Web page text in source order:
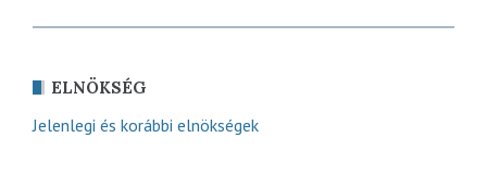
ELNÖKSÉG
Jelenlegi és korábbi elnökségek